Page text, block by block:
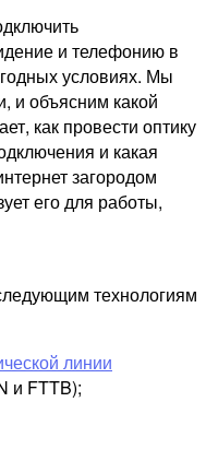
и телефонию в
условиях. Мы
и объясним какой
как провести оптику
и какая
загородом
его для работы,
технологиям
линии
и FTTB);